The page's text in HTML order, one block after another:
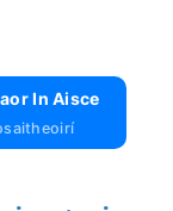
In Aisce